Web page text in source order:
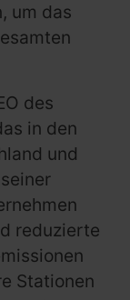
um das
des
in den
und
reduzierte
Stationen